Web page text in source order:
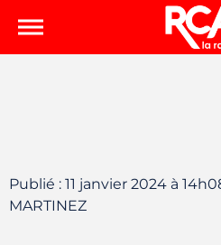
Publié : 11 janvier 2024 à
MARTINEZ